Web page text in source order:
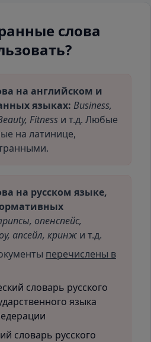
слова
на английском и
языках: Business,
Fitness и т.д. Любые
на латинице,
на русском языке,
опенспейс,
апсейл, кринж и т.д.
перечислены в
словарь русского
языка
словарь русского